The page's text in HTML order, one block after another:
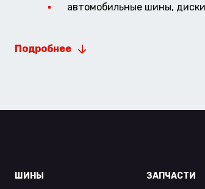
автомобильные шины,
Подробнее
ШИНЫ ЗАПЧАСТИ